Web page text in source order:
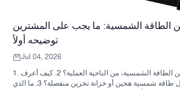
الطاقة الشمسية: ما يجب على المشترين
توضيحه أولاً
Jul 04, 2026
1. ما هو نظام العاكس لتخزين الطاقة الشمسية، من الناحية العملية؟ 2. كيف أعرف
ما إذا كنت بحاجة إلى محول طاقة شمسية هجين أو خزانة تخزين منفصلة؟ 3. ما الذي